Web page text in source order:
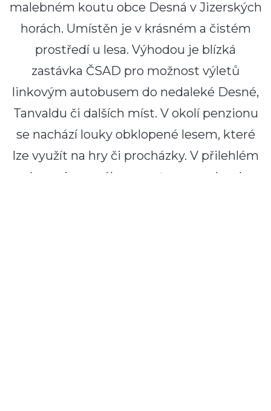
malebném koutu obce Desná v Jizerských
horách. Umístěn je v krásném a čistém
prostředí u lesa. Výhodou je blízká
zastávka ČSAD pro možnost výletů
linkovým autobusem do nedaleké Desné,
Tanvaldu či dalších míst. V okolí penzionu
se nachází louky obklopené lesem, které
lze využít na hry či procházky. V přilehlém
oploceném areálu s prostornou zahradou